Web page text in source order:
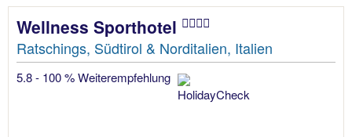
Wellness Sporthotel
Ratschings, Südtirol & Norditalien, Italien
5.8 - 100 % Weiterempfehlung